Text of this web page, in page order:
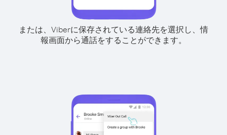
または、Viberに保存されている連絡先を選択し、情
報画面から通話をすることができます。